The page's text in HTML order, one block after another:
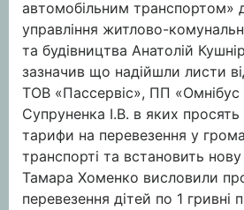
автомобільним транспортом»
управління житлово-
та будівництва Анатолій
зазначив що надійшли листи
ТОВ «Пассервіс», ПП
Супруненка І.В. в яких
тарифи на перевезення у
транспорті та встановить нову
Тамара Хоменко висловили
перевезення дітей по 1 гривні